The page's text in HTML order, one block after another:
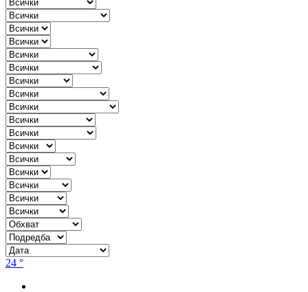
24 °